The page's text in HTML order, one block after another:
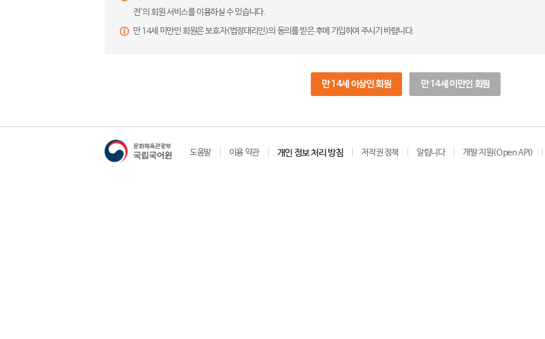
전’의 회원 서비스를 이용하실 수 있습니다.
만 14세 미만인 회원은 보호자(법정대리인)의 동의를 받은 후에 가입하여 주시기 바랍니다.
만 14세 이상인 회원 만 14세 미만인 회원
도움말 이용 약관 개인 정보 처리 방침 저작권 정책 알립니다 개발 지원(Open API)